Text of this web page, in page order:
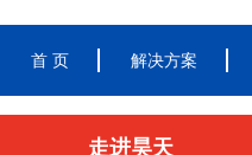
首 页 解决方案
走进昊天